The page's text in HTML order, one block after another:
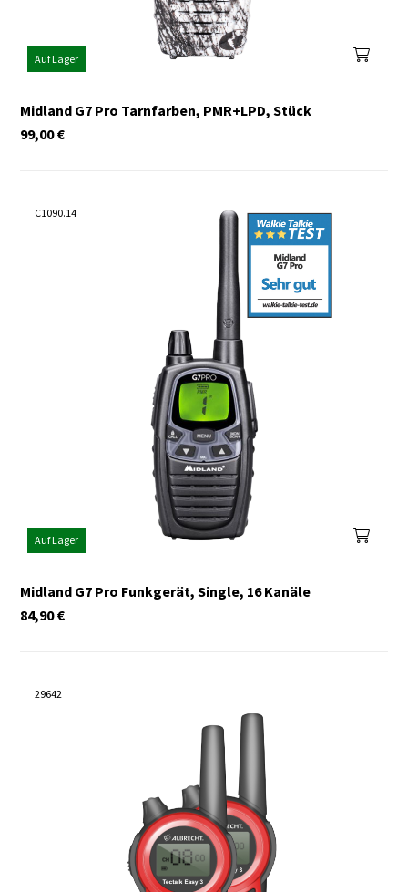
Auf Lager
Midland G7 Pro Tarnfarben, PMR+LPD, Stück
€
99,00
C1090.14
Auf Lager
Midland G7 Pro Funkgerät, Single, 16 Kanäle
€
84,90
29642